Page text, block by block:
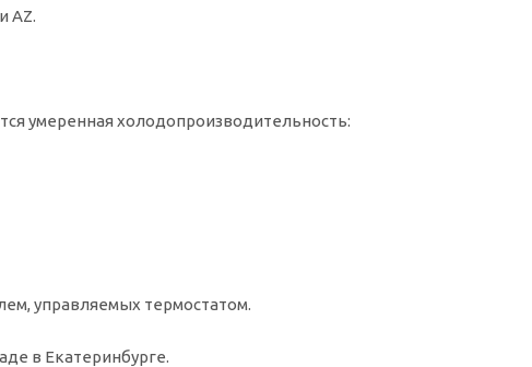
AZ.
умеренная холодопроизводительность:
управляемых термостатом.
в Екатеринбурге.